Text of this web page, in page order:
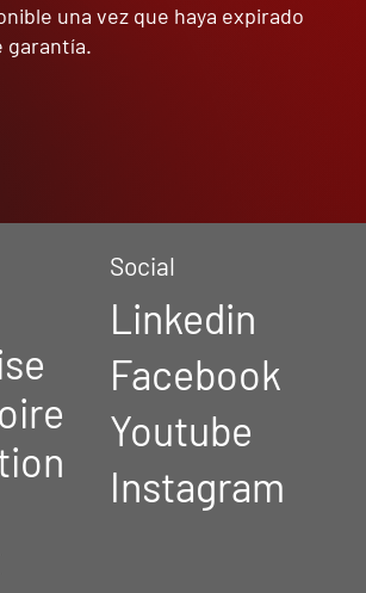
una vez que haya expirado
garantía.
Social
Linkedin
Facebook
Youtube
Instagram